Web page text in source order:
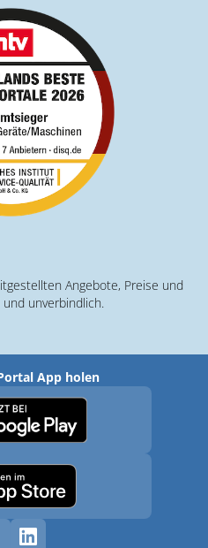
Angebote, Preise und
unverbindlich.
App holen